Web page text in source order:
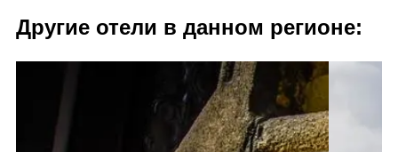
Другие отели в данном регионе: